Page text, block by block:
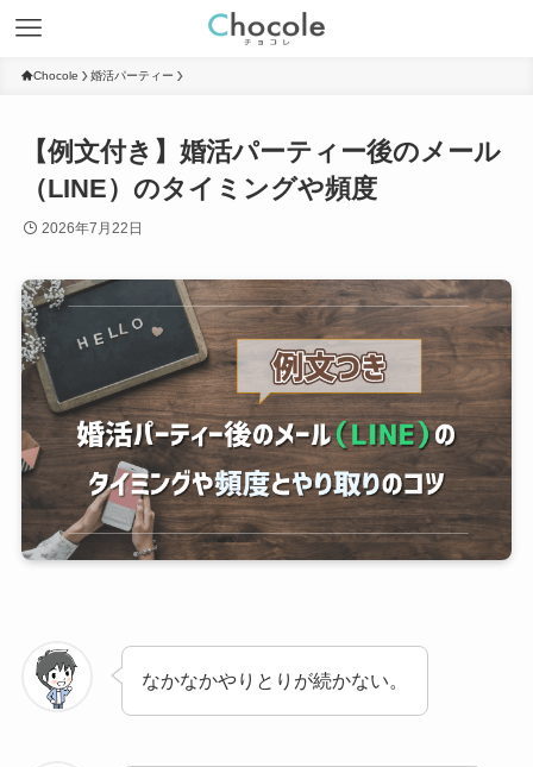
Chocole 婚活パーティー
【例文付き】婚活パーティー後のメール
（LINE）のタイミングや頻度
2026年7月22日
なかなかやりとりが続かない。